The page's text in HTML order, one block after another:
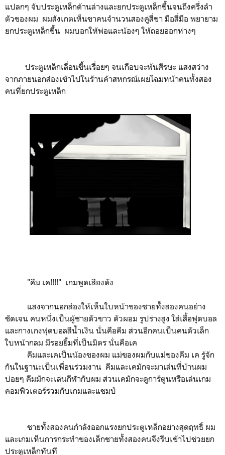
แปลกๆ จับประตูเหล็กด้านล่างและยกประตูเหล็กขึ้นจนถึงครึ่งลำ
ตัวของผม ผมสังเกตเห็นขาคนจำนวนสองคู่สี่ขา มือสี่มือ พยายาม
ยกประตูเหล็กขึ้น ผมบอกให้พ่อและน้องๆ ให้ถอยออกห่างๆ
ประตูเหล็กเลื่อนขึ้นเรื่อยๆ จนเกือบจะพ้นศีรษะ แสงสว่าง
จากภายนอกส่องเข้าไปในร้านค้าสหกรณ์เผยโฉมหน้าคนทั้งสอง
คนที่ยกประตูเหล็ก
"คีม เค!!!!" เกมพูดเสียงดัง
แสงจากนอกส่องให้เห็นใบหน้าของชายทั้งสองคนอย่าง
ชัดเจน คนหนึ่งเป็นผู้ชายตัวขาว ตัวผอม รูปร่างสูง ใส่เสื้อฟุตบอล
และกางเกงฟุตบอลสีน้ำเงิน นั่นคือคีม ส่วนอีกคนเป็นคนตัวเล็ก
ใบหน้ากลม มีรอยยิ้มที่เป็นมิตร นั่นคือเค
คีมและเคเป็นน้องของผม แม่ของผมกับแม่ของคีม เค รู้จัก
กันในฐานะเป็นเพื่อนร่วมงาน คีมและเคมักจะมาเล่นที่บ้านผม
บ่อยๆ คีมมักจะเล่นกีฬากับผม ส่วนเคมักจะดูการ์ตูนหรือเล่นเกม
คอมพิวเตอร์ร่วมกับเกมและแชมป์
ชายทั้งสองคนกำลังออกแรงยกประตูเหล็กอย่างสุดฤทธิ์ ผม
และเกมเห็นการกระทำของเด็กชายทั้งสองคนจึงรีบเข้าไปช่วยยก
ประตูเหล็กทันที